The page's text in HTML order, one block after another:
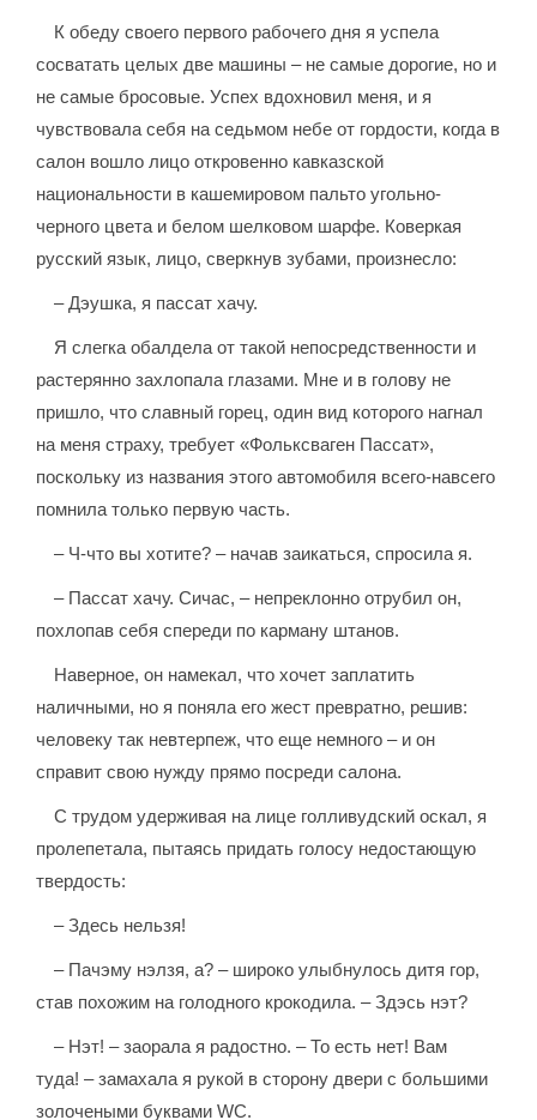
К обеду своего первого рабочего дня я успела
сосватать целых две машины – не самые дорогие, но и
не самые бросовые. Успех вдохновил меня, и я
чувствовала себя на седьмом небе от гордости, когда в
салон вошло лицо откровенно кавказской
национальности в кашемировом пальто угольно-
черного цвета и белом шелковом шарфе. Коверкая
русский язык, лицо, сверкнув зубами, произнесло:
– Дэушка, я пассат хачу.
Я слегка обалдела от такой непосредственности и
растерянно захлопала глазами. Мне и в голову не
пришло, что славный горец, один вид которого нагнал
на меня страху, требует «Фольксваген Пассат»,
поскольку из названия этого автомобиля всего-навсего
помнила только первую часть.
– Ч-что вы хотите? – начав заикаться, спросила я.
– Пассат хачу. Сичас, – непреклонно отрубил он,
похлопав себя спереди по карману штанов.
Наверное, он намекал, что хочет заплатить
наличными, но я поняла его жест превратно, решив:
человеку так невтерпеж, что еще немного – и он
справит свою нужду прямо посреди салона.
С трудом удерживая на лице голливудский оскал, я
пролепетала, пытаясь придать голосу недостающую
твердость:
– Здесь нельзя!
– Пачэму нэлзя, а? – широко улыбнулось дитя гор,
став похожим на голодного крокодила. – Здэсь нэт?
– Нэт! – заорала я радостно. – То есть нет! Вам
туда! – замахала я рукой в сторону двери с большими
золочеными буквами WC.